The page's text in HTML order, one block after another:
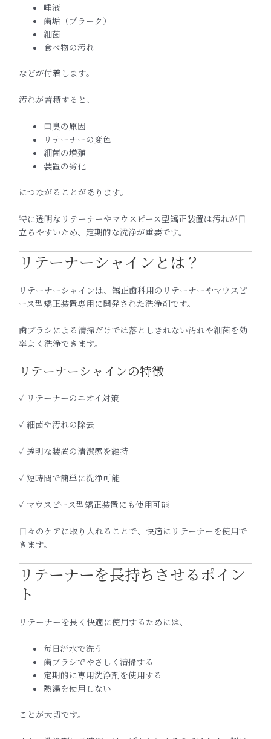
唾液
歯垢（プラーク）
細菌
食べ物の汚れ
などが付着します。
汚れが蓄積すると、
口臭の原因
リテーナーの変色
細菌の増殖
装置の劣化
につながることがあります。
特に透明なリテーナーやマウスピース型矯正装置は汚れが目
立ちやすいため、定期的な洗浄が重要です。
リテーナーシャインとは？
リテーナーシャインは、矯正歯科用のリテーナーやマウスピ
ース型矯正装置専用に開発された洗浄剤です。
歯ブラシによる清掃だけでは落としきれない汚れや細菌を効
率よく洗浄できます。
リテーナーシャインの特徴
✓ リテーナーのニオイ対策
✓ 細菌や汚れの除去
✓ 透明な装置の清潔感を維持
✓ 短時間で簡単に洗浄可能
✓ マウスピース型矯正装置にも使用可能
日々のケアに取り入れることで、快適にリテーナーを使用で
きます。
リテーナーを長持ちさせるポイン
ト
リテーナーを長く快適に使用するためには、
毎日流水で洗う
歯ブラシでやさしく清掃する
定期的に専用洗浄剤を使用する
熱湯を使用しない
ことが大切です。